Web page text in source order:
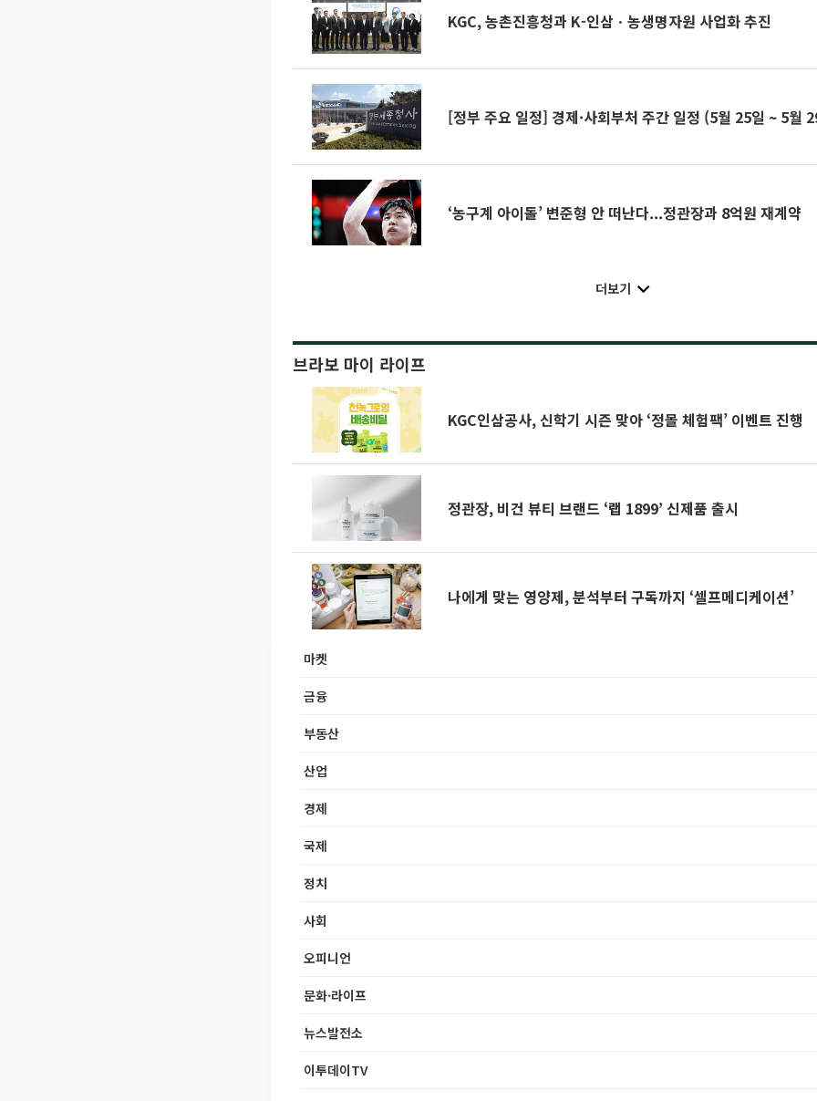
KGC, 농촌진흥청과 K-인삼ㆍ농생명자원 사업화 추진
[정부 주요 일정] 경제·사회부처 주간 일정 (5월 25일 ~ 5월
‘농구계 아이돌’ 변준형 안 떠난다...정관장과 8억원 재계약
더보기
브라보 마이 라이프
KGC인삼공사, 신학기 시즌 맞아 ‘정몰 체험팩’ 이벤트 진행
정관장, 비건 뷰티 브랜드 ‘랩 1899’ 신제품 출시
나에게 맞는 영양제, 분석부터 구독까지 ‘셀프메디케이션’
마켓
금융
부동산
산업
경제
국제
정치
사회
오피니언
문화·라이프
뉴스발전소
이투데이TV